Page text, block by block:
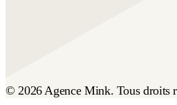
© 2026 Agence Mink. Tous droits